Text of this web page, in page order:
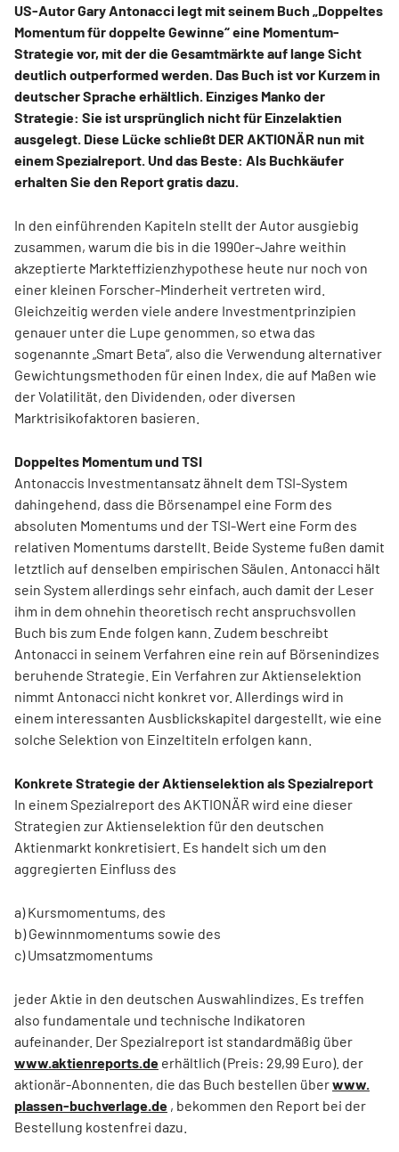
US-Autor Gary Antonacci legt mit seinem Buch „Doppeltes
Momentum für doppelte Gewinne“ eine Momentum-
Strategie vor, mit der die Gesamtmärkte auf lange Sicht
deutlich outperformed werden. Das Buch ist vor Kurzem in
deutscher Sprache erhältlich. Einziges Manko der
Strategie: Sie ist ursprünglich nicht für Einzelaktien
ausgelegt. Diese Lücke schließt DER AKTIONÄR nun mit
einem Spezialreport. Und das Beste: Als Buchkäufer
erhalten Sie den Report gratis dazu.
In den einführenden Kapiteln stellt der Autor ausgiebig
zusammen, warum die bis in die 1990er-Jahre weithin
akzeptierte Markt­effizienzhypothese heute nur noch von
einer kleinen Forscher-Minderheit vertreten wird.
Gleichzeitig werden viele andere Investmentprinzipien
genauer unter die Lupe genommen, so etwa das
sogenannte „Smart Beta“, also die Verwendung alternativer
Gewichtungsmethoden für einen Index, die auf Maßen wie
der Volatilität, den Dividenden, oder diversen
Marktrisikofaktoren basieren.
Doppeltes Momentum und TSI
Antonaccis Investmentansatz ähnelt dem TSI-System
dahingehend, dass die Börsenampel eine Form des
absoluten Momentums und der TSI-Wert eine Form des
relativen Momentums darstellt. Beide Systeme fußen damit
letztlich auf denselben empirischen Säulen. Antonacci hält
sein System allerdings sehr einfach, auch damit der Leser
ihm in dem ohnehin theoretisch recht anspruchsvollen
Buch bis zum Ende folgen kann. Zudem beschreibt
Antonacci in seinem Verfahren eine rein auf Börsenindizes
beruhende Strategie. Ein Verfahren zur Aktienselektion
nimmt Antonacci nicht konkret vor. Allerdings wird in
einem interessanten Ausblickskapitel dargestellt, wie eine
solche Selektion von Einzeltiteln erfolgen kann.
Konkrete Strategie der Aktienselektion als Spezialreport
In einem Spezialreport des AKTIONÄR wird eine dieser
Strategien zur Aktien­selektion für den deutschen
Aktienmarkt konkretisiert. Es handelt sich um den
aggregierten Einfluss des
a) Kursmomentums, des
b) Gewinnmomentums sowie des
c) Umsatzmomentums
jeder Aktie in den deutschen Auswahlindizes. Es treffen
also fundamentale und technische Indikatoren
aufeinander. Der Spezialreport ist standardmäßig über
www.aktienreports.de erhältlich (Preis: 29,99 Euro). der
aktionär-Abonnenten, die das Buch bestellen überwww.
plassen-buchverlage.de , bekommen den Report bei der
Bestellung kostenfrei dazu.